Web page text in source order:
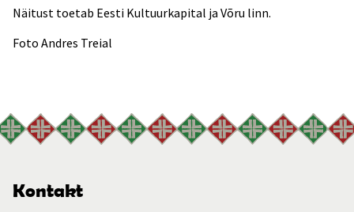
Näitust toetab Eesti Kultuurkapital ja Võru linn.
Foto Andres Treial
Kontakt